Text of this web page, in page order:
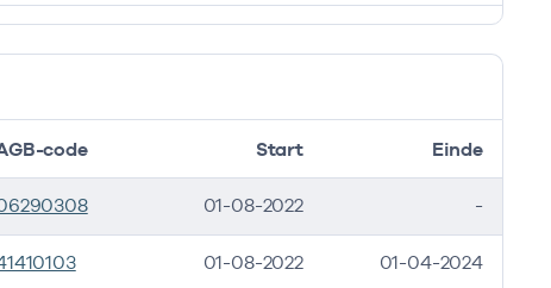
code Start Einde
01-08-2022 -
01-08-2022 01-04-2024